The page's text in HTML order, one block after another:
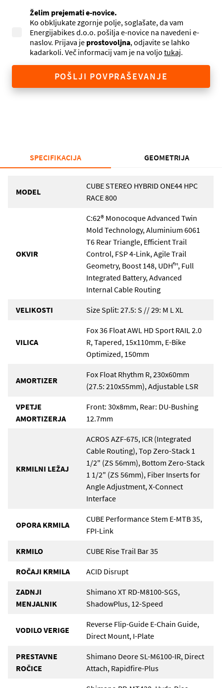
Želim prejemati e-novice.
Ko obkljukate zgornje polje, soglašate, da vam
Energijabikes d.o.o. pošilja e-novice na navedeni e-
naslov. Prijava je prostovoljna, odjavite se lahko
kadarkoli. Več informacij vam je na voljo tukaj.
POŠLJI POVPRAŠEVANJE
SPECIFIKACIJA GEOMETRIJA
MODEL
CUBE STEREO HYBRID ONE44 HPC
RACE 800
OKVIR
C:62® Monocoque Advanced Twin
Mold Technology, Aluminium 6061
T6 Rear Triangle, Efficient Trail
Control, FSP 4-Link, Agile Trail
Geometry, Boost 148, UDH™, Full
Integrated Battery, Advanced
Internal Cable Routing
VELIKOSTI Size Split: 27.5: S // 29: M L XL
VILICA
Fox 36 Float AWL HD Sport RAIL 2.0
R, Tapered, 15x110mm, E-Bike
Optimized, 150mm
AMORTIZER
Fox Float Rhythm R, 230x60mm
(27.5: 210x55mm), Adjustable LSR
VPETJE
AMORTIZERJA
Front: 30x8mm, Rear: DU-Bushing
12.7mm
KRMILNI LEŽAJ
ACROS AZF-675, ICR (Integrated
Cable Routing), Top Zero-Stack 1
1/2" (ZS 56mm), Bottom Zero-Stack
1 1/2" (ZS 56mm), Fiber Inserts for
Angle Adjustment, X-Connect
Interface
OPORA KRMILA
CUBE Performance Stem E-MTB 35,
FPI-Link
KRMILO CUBE Rise Trail Bar 35
ROČAJI KRMILA ACID Disrupt
ZADNJI
MENJALNIK
Shimano XT RD-M8100-SGS,
ShadowPlus, 12-Speed
VODILO VERIGE
Reverse Flip-Guide E-Chain Guide,
Direct Mount, I-Plate
PRESTAVNE
ROČICE
Shimano Deore SL-M6100-IR, Direct
Attach, Rapidfire-Plus